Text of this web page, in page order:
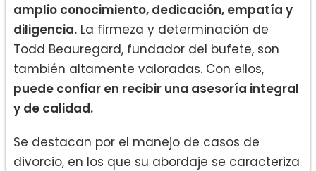
amplio conocimiento, dedicación, empatía y
diligencia. La firmeza y determinación de
Todd Beauregard, fundador del bufete, son
también altamente valoradas. Con ellos,
puede confiar en recibir una asesoría integral
y de calidad.
Se destacan por el manejo de casos de
divorcio, en los que su abordaje se caracteriza